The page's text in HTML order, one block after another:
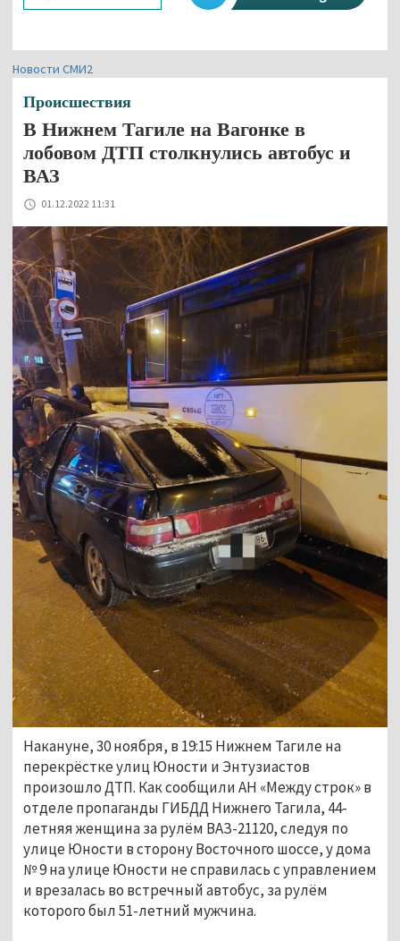
Новости СМИ2
Происшествия
В Нижнем Тагиле на Вагонке в
лобовом ДТП столкнулись автобус и
ВАЗ
01.12.2022 11:31
Накануне, 30 ноября, в 19:15 Нижнем Тагиле на
перекрёстке улиц Юности и Энтузиастов
произошло ДТП. Как сообщили АН «Между строк» в
отделе пропаганды ГИБДД Нижнего Тагила, 44-
летняя женщина за рулём ВАЗ-21120, следуя по
улице Юности в сторону Восточного шоссе, у дома
№ 9 на улице Юности не справилась с управлением
и врезалась во встречный автобус, за рулём
которого был 51-летний мужчина.